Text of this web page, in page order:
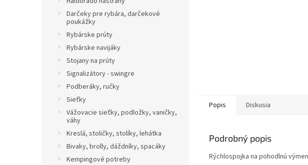
Darčeky pre rybára, darčekové
poukážky
Rybárske prúty
Rybárske navijáky
Stojany na prúty
Signalizátory - swingre
Podberáky, ručky
Sieťky
Vážovacie sieťky, podložky, vaničky,
váhy
Kreslá, stoličky, stolíky, lehátka
Bivaky, brolly, dáždníky, spacáky
Kempingové potreby
Popis Diskusia
Podrobný popis
Rýchlospojka na pohodlnú